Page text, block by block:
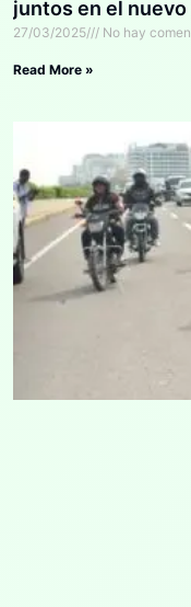
juntos en el nuevo
27/03/2025 No hay
Read More »